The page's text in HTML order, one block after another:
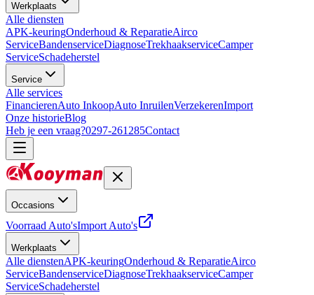
Werkplaats
Alle diensten
APK-keuringOnderhoud & ReparatieAirco
ServiceBandenserviceDiagnoseTrekhaakserviceCamper
ServiceSchadeherstel
Service
Alle services
FinancierenAuto InkoopAuto InruilenVerzekerenImport
Onze historieBlog
Heb je een vraag?0297-261285Contact
Occasions
Voorraad Auto'sImport Auto's
Werkplaats
Alle dienstenAPK-keuringOnderhoud & ReparatieAirco
ServiceBandenserviceDiagnoseTrekhaakserviceCamper
ServiceSchadeherstel